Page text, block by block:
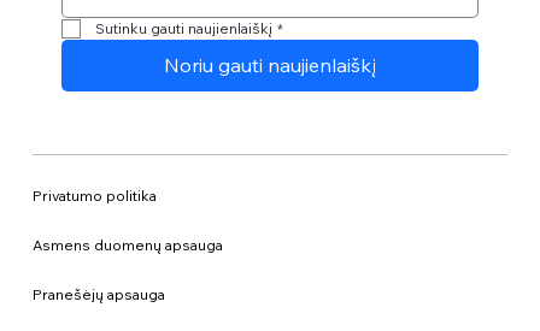
Sutinku gauti naujienlaiškį *
Noriu gauti naujienlaiškį
Privatumo politika
Asmens duomenų apsauga
Pranešėjų apsauga